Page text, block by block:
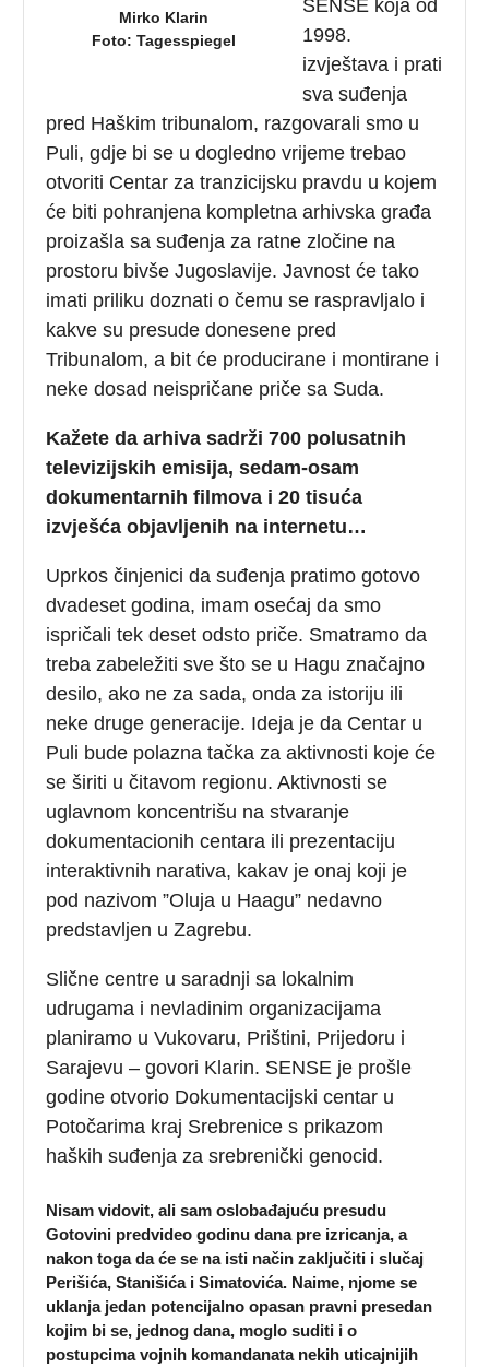
Mirko Klarin
Foto: Tagesspiegel
SENSE koja od
1998.
izvještava i prati
sva suđenja
pred Haškim tribunalom, razgovarali smo u
Puli, gdje bi se u dogledno vrijeme trebao
otvoriti Centar za tranzicijsku pravdu u kojem
će biti pohranjena kompletna arhivska građa
proizašla sa suđenja za ratne zločine na
prostoru bivše Jugoslavije. Javnost će tako
imati priliku doznati o čemu se raspravljalo i
kakve su presude donesene pred
Tribunalom, a bit će producirane i montirane i
neke dosad neispričane priče sa Suda.
Kažete da arhiva sadrži 700 polusatnih
televizijskih emisija, sedam-osam
dokumentarnih filmova i 20 tisuća
izvješća objavljenih na internetu…
Uprkos činjenici da suđenja pratimo gotovo
dvadeset godina, imam osećaj da smo
ispričali tek deset odsto priče. Smatramo da
treba zabeležiti sve što se u Hagu značajno
desilo, ako ne za sada, onda za istoriju ili
neke druge generacije. Ideja je da Centar u
Puli bude polazna tačka za aktivnosti koje će
se širiti u čitavom regionu. Aktivnosti se
uglavnom koncentrišu na stvaranje
dokumentacionih centara ili prezentaciju
interaktivnih narativa, kakav je onaj koji je
pod nazivom ”Oluja u Haagu” nedavno
predstavljen u Zagrebu.
Slične centre u saradnji sa lokalnim
udrugama i nevladinim organizacijama
planiramo u Vukovaru, Prištini, Prijedoru i
Sarajevu – govori Klarin. SENSE je prošle
godine otvorio Dokumentacijski centar u
Potočarima kraj Srebrenice s prikazom
haških suđenja za srebrenički genocid.
Nisam vidovit, ali sam oslobađajuću presudu
Gotovini predvideo godinu dana pre izricanja, a
nakon toga da će se na isti način zaključiti i slučaj
Perišića, Stanišića i Simatovića. Naime, njome se
uklanja jedan potencijalno opasan pravni presedan
kojim bi se, jednog dana, moglo suditi i o
postupcima vojnih komandanata nekih uticajnijih